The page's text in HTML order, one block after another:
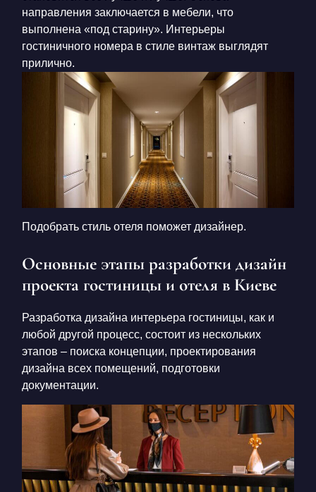
направления заключается в мебели, что
выполнена «под старину». Интерьеры
гостиничного номера в стиле винтаж выглядят
прилично.
Подобрать стиль отеля поможет дизайнер.
Основные этапы разработки дизайн
проекта гостиницы и отеля в Киеве
Разработка дизайна интерьера гостиницы, как и
любой другой процесс, состоит из нескольких
этапов – поиска концепции, проектирования
дизайна всех помещений, подготовки
документации.